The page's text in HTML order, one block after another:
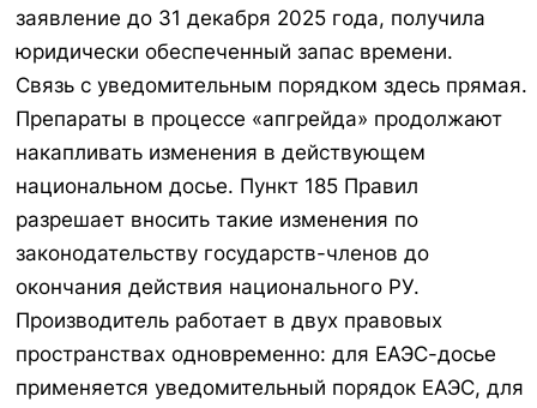
заявление до 31 декабря 2025 года, получила
юридически обеспеченный запас времени.
Связь с уведомительным порядком здесь прямая.
Препараты в процессе «апгрейда» продолжают
накапливать изменения в действующем
национальном досье. Пункт 185 Правил
разрешает вносить такие изменения по
законодательству государств-членов до
окончания действия национального РУ.
Производитель работает в двух правовых
пространствах одновременно: для ЕАЭС-досье
применяется уведомительный порядок ЕАЭС, для